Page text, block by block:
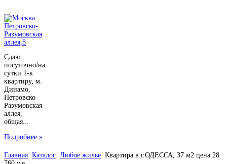
Сдаю
посуточно/на
сутки 1-к
квартиру, м.
Динамо,
Петровско-
Разумовская
аллея,
общая...
Подробнее »
Главная Каталог Любое жилье Квартира в г.ОДЕССА, 37 м2 цена 28